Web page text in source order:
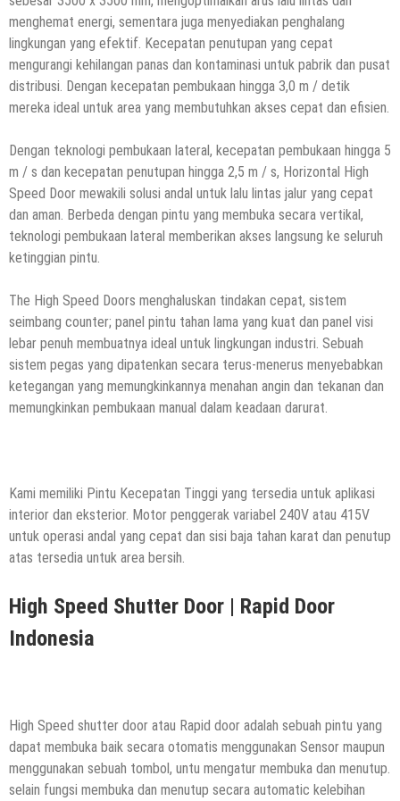
menghemat energi, sementara juga menyediakan penghalang
lingkungan yang efektif. Kecepatan penutupan yang cepat
mengurangi kehilangan panas dan kontaminasi untuk pabrik dan pusat
distribusi. Dengan kecepatan pembukaan hingga 3,0 m / detik
mereka ideal untuk area yang membutuhkan akses cepat dan efisien.
Dengan teknologi pembukaan lateral, kecepatan pembukaan hingga 5
m / s dan kecepatan penutupan hingga 2,5 m / s, Horizontal High
Speed ​​Door mewakili solusi andal untuk lalu lintas jalur yang cepat
dan aman. Berbeda dengan pintu yang membuka secara vertikal,
teknologi pembukaan lateral memberikan akses langsung ke seluruh
ketinggian pintu.
The High Speed ​​Doors menghaluskan tindakan cepat, sistem
seimbang counter; panel pintu tahan lama yang kuat dan panel visi
lebar penuh membuatnya ideal untuk lingkungan industri. Sebuah
sistem pegas yang dipatenkan secara terus-menerus menyebabkan
ketegangan yang memungkinkannya menahan angin dan tekanan dan
memungkinkan pembukaan manual dalam keadaan darurat.
Kami memiliki Pintu Kecepatan Tinggi yang tersedia untuk aplikasi
interior dan eksterior. Motor penggerak variabel 240V atau 415V
untuk operasi andal yang cepat dan sisi baja tahan karat dan penutup
atas tersedia untuk area bersih.
High Speed Shutter Door | Rapid Door
Indonesia
High Speed shutter door atau Rapid door adalah sebuah pintu yang
dapat membuka baik secara otomatis menggunakan Sensor maupun
menggunakan sebuah tombol, untu mengatur membuka dan menutup.
selain fungsi membuka dan menutup secara automatic kelebihan